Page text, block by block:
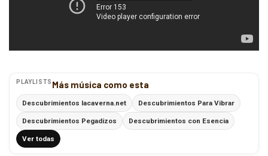
PLAYLISTS Más música como esta
Descubrimientos lacaverna.net Descubrimientos Para Vibrar
Descubrimientos Pegadizos Descubrimientos con Esencia
Ver todas